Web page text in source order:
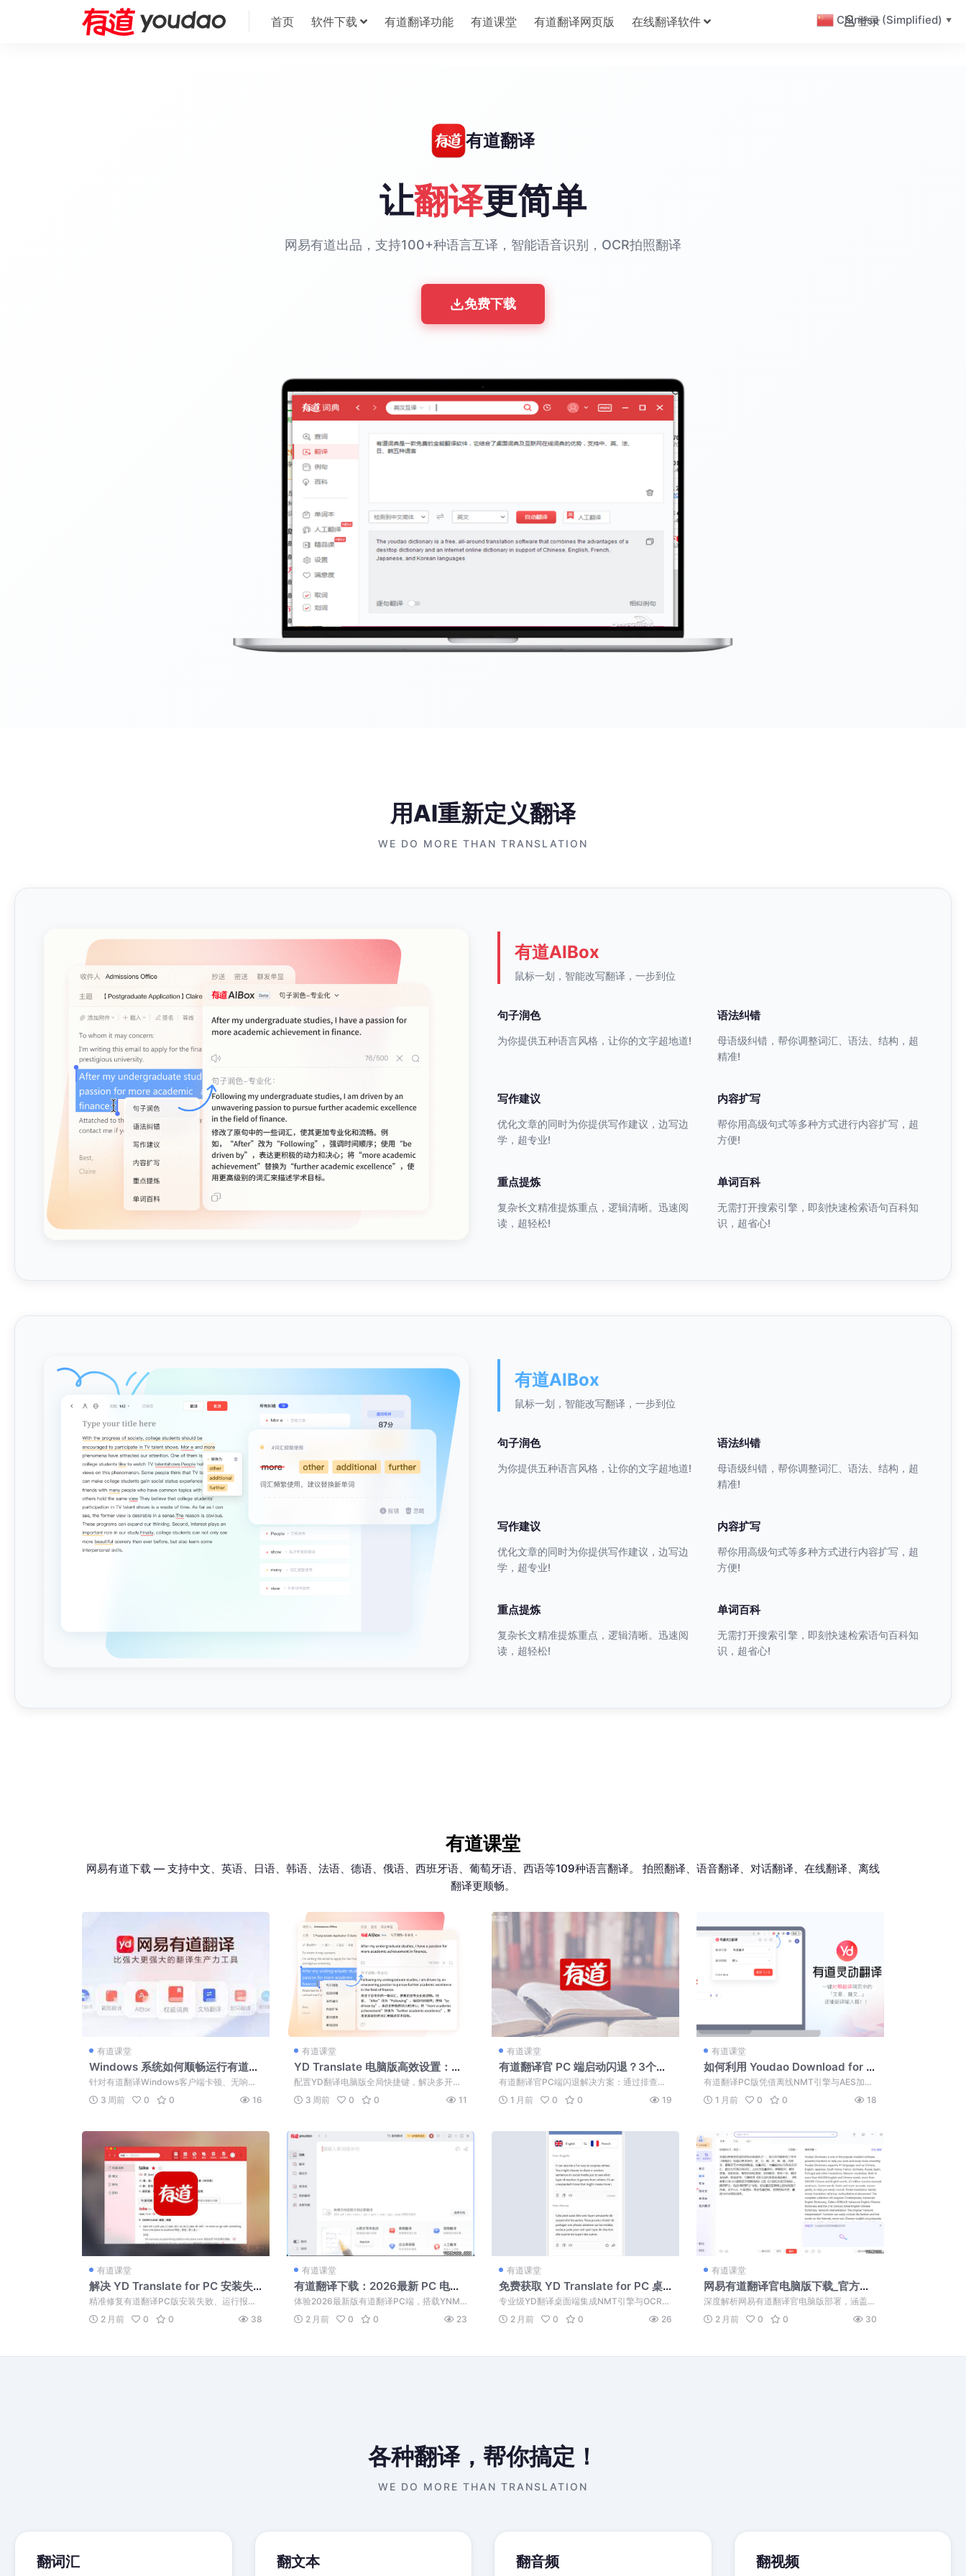
首页 软件下载 有道翻译功能 有道课堂 有道翻译网页版 在线翻译软件 登录
有道翻译
让翻译更简单
网易有道出品，支持100+种语言互译，智能语音识别，OCR拍照翻译
免费下载
用AI重新定义翻译
WE DO MORE THAN TRANSLATION
有道AIBox
鼠标一划，智能改写翻译，一步到位
句子润色
为你提供五种语言风格，让你的文字超地道!
语法纠错
母语级纠错，帮你调整词汇、语法、结构，超
精准!
写作建议
优化文章的同时为你提供写作建议，边写边
学，超专业!
内容扩写
帮你用高级句式等多种方式进行内容扩写，超
方便!
重点提炼
复杂长文精准提炼重点，逻辑清晰。迅速阅
读，超轻松!
单词百科
无需打开搜索引擎，即刻快速检索语句百科知
识，超省心!
有道AIBox
鼠标一划，智能改写翻译，一步到位
句子润色
为你提供五种语言风格，让你的文字超地道!
语法纠错
母语级纠错，帮你调整词汇、语法、结构，超
精准!
写作建议
优化文章的同时为你提供写作建议，边写边
学，超专业!
内容扩写
帮你用高级句式等多种方式进行内容扩写，超
方便!
重点提炼
复杂长文精准提炼重点，逻辑清晰。迅速阅
读，超轻松!
单词百科
无需打开搜索引擎，即刻快速检索语句百科知
识，超省心!
有道课堂
网易有道下载 — 支持中文、英语、日语、韩语、法语、德语、俄语、西班牙语、葡萄牙语、西语等109种语言翻译。 拍照翻译、语音翻译、对话翻译、在线翻译、离线
翻译更顺畅。
有道课堂
Windows 系统如何顺畅运行有道翻
译？PC 端高效调优指南
针对有道翻译Windows客户端卡顿、无响应
3 周前 0 0 16
有道课堂
YD Translate 电脑版高效设置：如
何配置 PC 全局快捷键
配置YD翻译电脑版全局快捷键，解决多开软
听...3 周前 0 0 11
有道课堂
有道翻译官 PC 端启动闪退？3个步
骤教你快速解决
有道翻译官PC端闪退解决方案：通过排查冲
行...1 月前 0 0 19
有道课堂
如何利用 Youdao Download for P
C 实现网页与离线文本免翻翻译
有道翻译PC版凭借离线NMT引擎与AES加
1 月前 0 0 18
有道课堂
解决 YD Translate for PC 安装失
败与运行报错的图文教程
精准修复有道翻译PC版安装失败、运行报错
2 月前 0 0 38
有道课堂
有道翻译下载：2026最新 PC 电脑
版官方正版安装包
体验2026最新版有道翻译PC端，搭载YNMT
2 月前 0 0 23
有道课堂
免费获取 YD Translate for PC 桌
面端下载与环境配置方法
专业级YD翻译桌面端集成NMT引擎与OCR技
2 月前 0 0 26
有道课堂
网易有道翻译官电脑版下载_官方最
新版 Youdao Download for PC
深度解析网易有道翻译官电脑版部署，涵盖O
2 月前 0 0 30
各种翻译，帮你搞定！
WE DO MORE THAN TRANSLATION
翻词汇 翻文本 翻音频 翻视频
Chinese (Simplified) ▼